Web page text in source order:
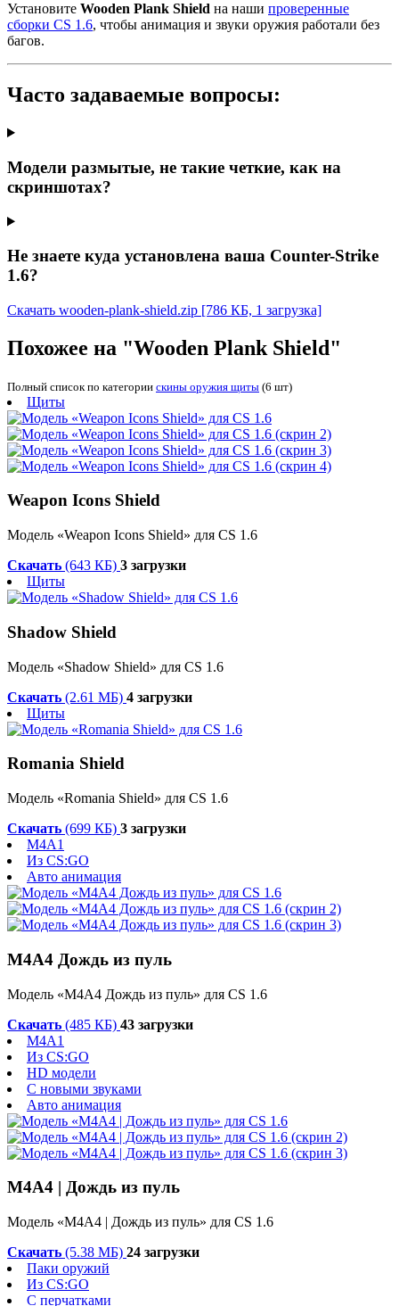
Установите Wooden Plank Shield на наши проверенные
сборки CS 1.6, чтобы анимация и звуки оружия работали без
багов.
Часто задаваемые вопросы:
Модели размытые, не такие четкие, как на
скриншотах?
Не знаете куда установлена ваша Counter-Strike
1.6?
Скачать wooden-plank-shield.zip [786 КБ, 1 загрузка]
Похожее на "Wooden Plank Shield"
Полный список по категории скины оружия щиты (6 шт)
Щиты
Weapon Icons Shield
Модель «Weapon Icons Shield» для CS 1.6
Скачать (643 КБ) 3 загрузки
Щиты
Shadow Shield
Модель «Shadow Shield» для CS 1.6
Скачать (2.61 МБ) 4 загрузки
Щиты
Romania Shield
Модель «Romania Shield» для CS 1.6
Скачать (699 КБ) 3 загрузки
M4A1
Из CS:GO
Авто анимация
М4А4 Дождь из пуль
Модель «М4А4 Дождь из пуль» для CS 1.6
Скачать (485 КБ) 43 загрузки
M4A1
Из CS:GO
HD модели
С новыми звуками
Авто анимация
M4A4 | Дождь из пуль
Модель «M4A4 | Дождь из пуль» для CS 1.6
Скачать (5.38 МБ) 24 загрузки
Паки оружий
Из CS:GO
С перчатками